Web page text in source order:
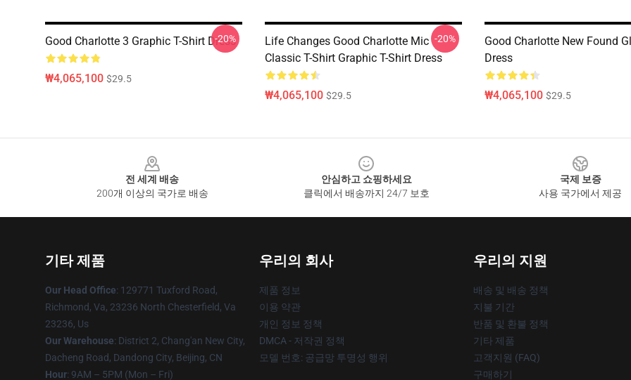
Good Charlotte 3 Graphic T-Shirt Dress
₩4,065,100 $29.5
-20%
Life Changes Good Charlotte Mic
Classic T-Shirt Graphic T-Shirt Dress
₩4,065,100 $29.5
-20%
Good Charlotte New Found
Dress
₩4,065,100 $29.5
전 세계 배송
200개 이상의 국가로 배송
안심하고 쇼핑하세요
클릭에서 배송까지 24/7 보호
국제 보증
사용 국가에서 제공
기타 제품
Our Head Office: 129771 Tuxford Road,
Richmond, Va, 23236 North Chesterfield, Va
23236, Us
Our Warehouse: District 2, Chang'an New City,
Dacheng Road, Dandong City, Beijing, CN
Hour: 9AM – 5PM (Mon – Fri)
우리의 회사
제품 정보
이용 약관
개인 정보 정책
DMCA - 저작권 정책
모델 번호: 공급망 투명성 행위
우리의 지원
배송 및 배송 정책
지불 기간
반품 및 환불 정책
기타 제품
고객지원 (FAQ)
구매하기